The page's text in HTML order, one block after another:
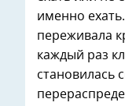
именно
переживала
каждый раз
становилась